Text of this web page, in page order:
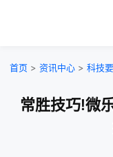
首页 > 资讯中心 > 科技
常胜技巧!微